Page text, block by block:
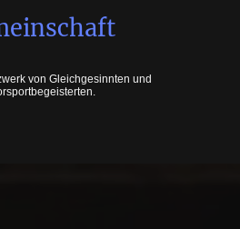
von Gleichgesinnten und